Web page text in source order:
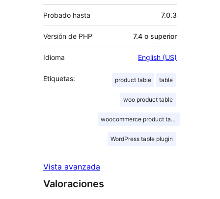
Probado hasta 7.0.3
Versión de PHP 7.4 o superior
Idioma English (US)
Etiquetas: product table table
woo product table
woocommerce product table
WordPress table plugin
Vista avanzada
Valoraciones